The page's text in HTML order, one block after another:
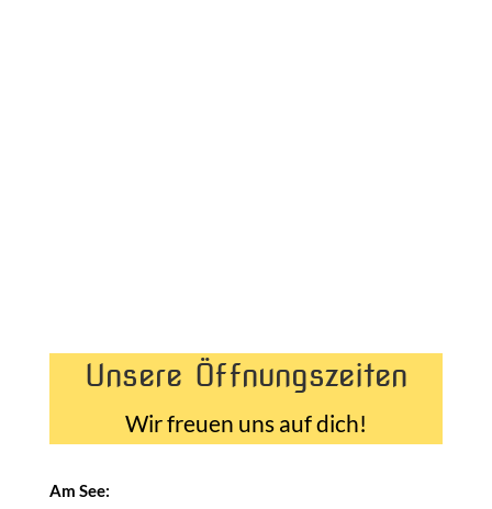
Unsere Öffnungszeiten
Wir freuen uns auf dich!
Am See: